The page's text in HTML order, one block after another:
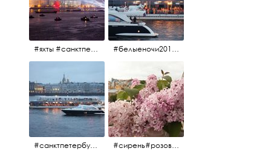
#яхты #санктпетербург #нева #белыеночи2012 #алыепаруса #алыепаруса2012#парусник#салют#фейерверк #белыеночи2012 #белыеночи #2012 #нева #санктпетербург #яхты
#санктпетербург #нева#яхты#2012 #белыеночи#белыеночи2012 #сирень#розоваясирень#натюрморт#натюрмортсцветами#2012#весна2012